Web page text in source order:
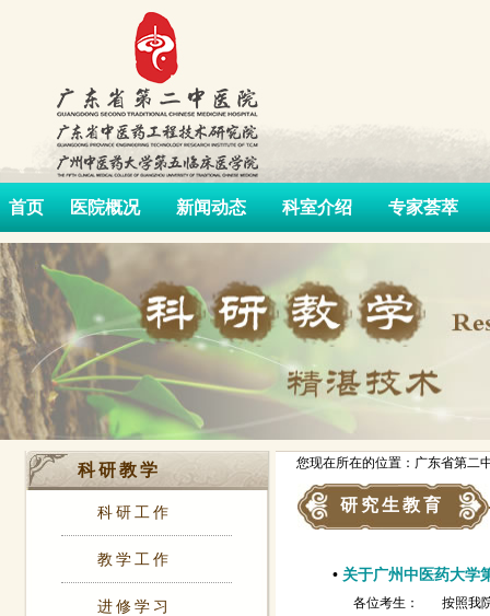
首页 医院概况 新闻动态 科室介绍 专家荟萃
科研教学
科研工作
教学工作
进修学习
您现在所在的位置：广东省第二
研究生教育
• 关于广州中医药大学
各位考生： 按照我院